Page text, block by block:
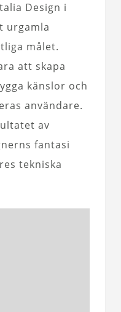
Design i
urgamla
målet.
att skapa
känslor och
användare.
av
fantasi
tekniska